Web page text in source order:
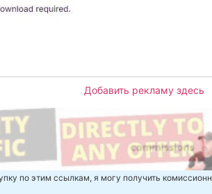
Добавить рекламу здесь
по этим ссылкам, я могу получить